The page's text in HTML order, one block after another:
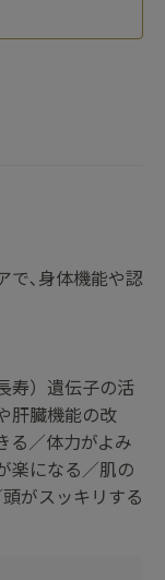
で､身体機能や認
寿）遺伝子の活
肝臓機能の改
る／体力がよみ
楽になる／肌の
がスッキリする